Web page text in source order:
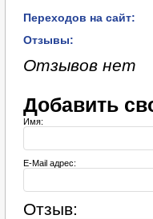
Переходов на сайт:
Отзывы:
Отзывов нет
Добавить
Имя:
E-Mail адрес:
Отзыв: